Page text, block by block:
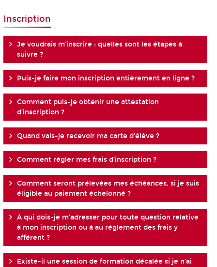
Inscription
Je voudrais m’inscrire : quelles sont les étapes à
suivre ?
Puis-je faire mon inscription entièrement en ligne ?
Comment puis-je obtenir une attestation
d’inscription ?
Quand vais-je recevoir ma carte d’élève ?
Comment régler mes frais d’inscription ?
Comment seront prélevées mes échéances, si je suis
éligible au paiement échelonné ?
À qui dois-je m’adresser pour toute question relative
à mon inscription ou à au règlement des frais y
afférent ?
Existe-il une session de formation décalée si je n’ai